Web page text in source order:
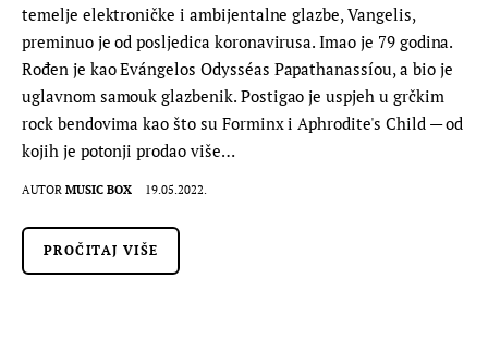
temelje elektroničke i ambijentalne glazbe, Vangelis,
preminuo je od posljedica koronavirusa. Imao je 79 godina.
Rođen je kao Evángelos Odysséas Papathanassíou, a bio je
uglavnom samouk glazbenik. Postigao je uspjeh u grčkim
rock bendovima kao što su Forminx i Aphrodite's Child — od
kojih je potonji prodao više…
AUTOR MUSIC BOX 19.05.2022.
PROČITAJ VIŠE